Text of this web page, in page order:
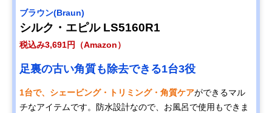
‎ブラウン(Braun)
シルク・エピル LS5160R1
税込み3,691円（Amazon）
足裏の古い角質も除去できる1台3役
1台で、シェービング・トリミング・角質ケアができるマル
チなアイテムです。防水設計なので、お風呂で使用もできま